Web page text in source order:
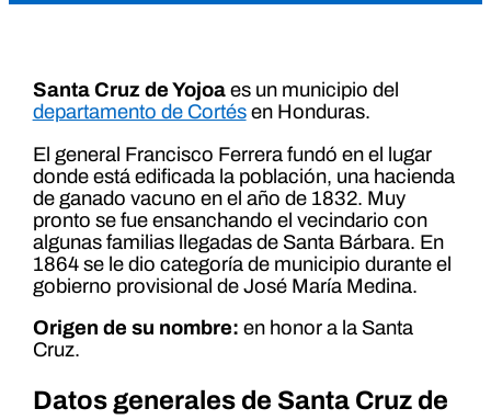
Santa Cruz de Yojoaes un municipio del
departamento de Cortésen Honduras.
El general Francisco Ferrera fundó en el lugar
donde está edificada la población, una hacienda
de ganado vacuno en el año de 1832. Muy
pronto se fue ensanchando el vecindario con
algunas familias llegadas de Santa Bárbara. En
1864 se le dio categoría de municipio durante el
gobierno provisional de José María Medina.
Origen de su nombre: en honor a la Santa
Cruz.
Datos generales de Santa Cruz de